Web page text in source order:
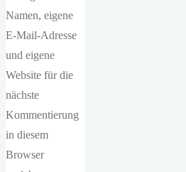
Namen, eigene
E-Mail-Adresse
und eigene
Website für die
nächste
Kommentierung
in diesem
Browser